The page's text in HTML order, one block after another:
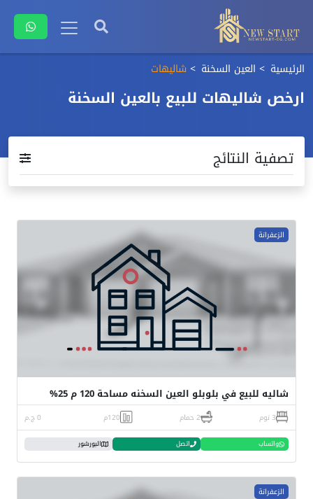
الرئيسية العين السخنة شاليهات
ارخص شاليهات للبيع بالعين السخنة
تصفية النتائج
الزعفرانة
شاليه للبيع في بلوبلو العين السخنه مساحة 120 م 25%
3 نوم 2 حمام 120م 0 ج.م
واتساب اتصل البورشور
الزعفرانة